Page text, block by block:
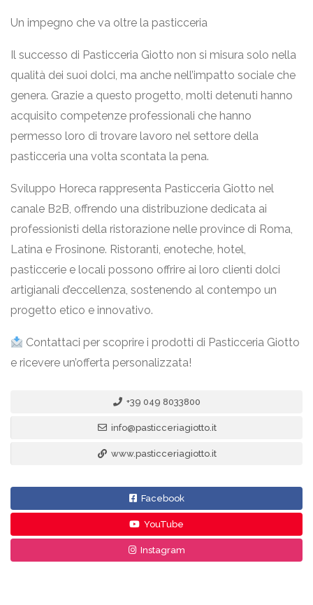
Un impegno che va oltre la pasticceria
Il successo di Pasticceria Giotto non si misura solo nella
qualità dei suoi dolci, ma anche nell’impatto sociale che
genera. Grazie a questo progetto, molti detenuti hanno
acquisito competenze professionali che hanno
permesso loro di trovare lavoro nel settore della
pasticceria una volta scontata la pena.
Sviluppo Horeca rappresenta Pasticceria Giotto nel
canale B2B, offrendo una distribuzione dedicata ai
professionisti della ristorazione nelle province di Roma,
Latina e Frosinone. Ristoranti, enoteche, hotel,
pasticcerie e locali possono offrire ai loro clienti dolci
artigianali d’eccellenza, sostenendo al contempo un
progetto etico e innovativo.
Contattaci per scoprire i prodotti di Pasticceria Giotto
e ricevere un’offerta personalizzata!
+39 049 8033800
info@pasticceriagiotto.it
www.pasticceriagiotto.it
Facebook
YouTube
Instagram